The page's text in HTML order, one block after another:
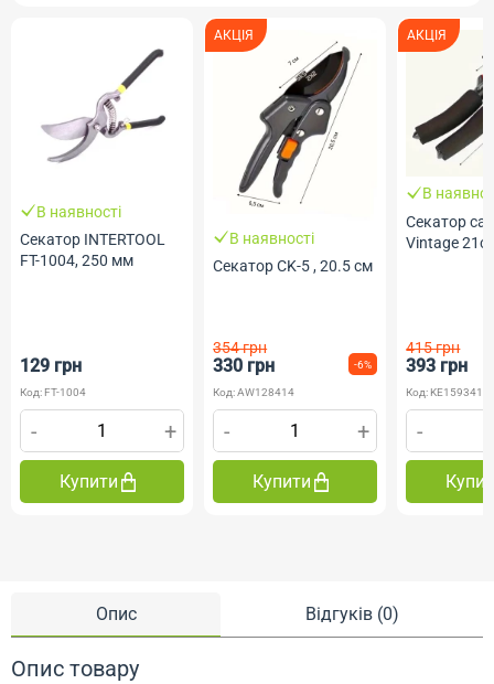
Опис Відгуків (0)
Опис товару
В наявності
Секатор INTERTOOL
FT-1004, 250 мм
129 грн
Код: FT-1004
- +
Купити
АКЦІЯ
В наявності
Сeкатор CK-5 , 20.5 см
354 грн
330 грн -6%
Код: AW128414
- +
Купити
АКЦІЯ
В
Секатор
Vintage
415 грн
393 грн
Код: KE159341
-